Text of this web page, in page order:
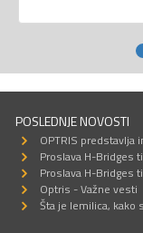
POSLEDNJE NOVOSTI
OPTRIS predstavlja
Proslava H-Bridges
Proslava H-Bridges
Optris - Važne vesti
Šta je lemilica,